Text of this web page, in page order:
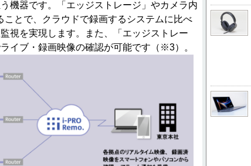
機器です。「エッジストレージ」やカメラ内
とで、クラウドで録画するシステムに比べ
視を実現します。また、「エッジストレー
イブ・録画映像の確認が可能です（※3）。